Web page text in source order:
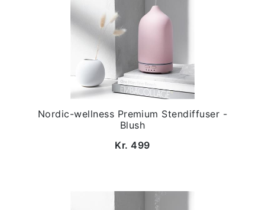
Nordic-wellness Premium Stendiffuser -
Blush
Kr. 499